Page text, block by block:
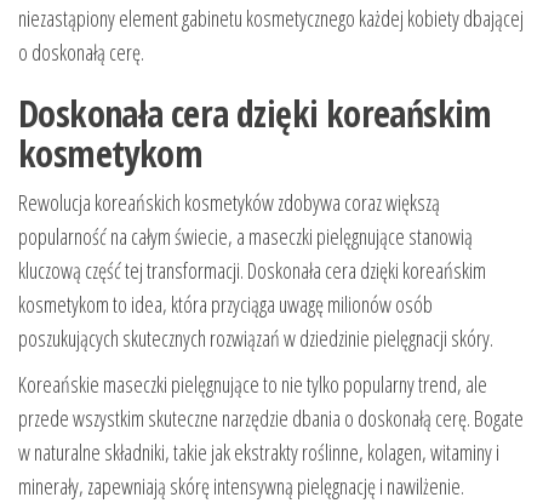
niezastąpiony element gabinetu kosmetycznego każdej kobiety dbającej
o doskonałą cerę.
Doskonała cera dzięki koreańskim
kosmetykom
Rewolucja koreańskich kosmetyków zdobywa coraz większą
popularność na całym świecie, a maseczki pielęgnujące stanowią
kluczową część tej transformacji. Doskonała cera dzięki koreańskim
kosmetykom to idea, która przyciąga uwagę milionów osób
poszukujących skutecznych rozwiązań w dziedzinie pielęgnacji skóry.
Koreańskie maseczki pielęgnujące to nie tylko popularny trend, ale
przede wszystkim skuteczne narzędzie dbania o doskonałą cerę. Bogate
w naturalne składniki, takie jak ekstrakty roślinne, kolagen, witaminy i
minerały, zapewniają skórę intensywną pielęgnację i nawilżenie.